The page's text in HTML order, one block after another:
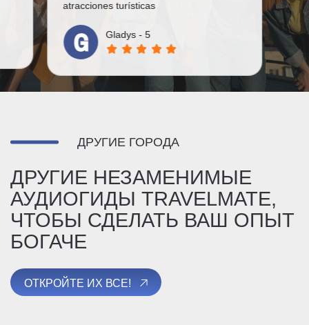
atracciones turísticas
Gladys - 5
ДРУГИЕ ГОРОДА
ДРУГИЕ НЕЗАМЕНИМЫЕ
АУДИОГИДЫ TRAVELMATE,
ЧТОБЫ СДЕЛАТЬ ВАШ ОПЫТ
БОГАЧЕ
ОТКРОЙТЕ ИХ ВСЕ!